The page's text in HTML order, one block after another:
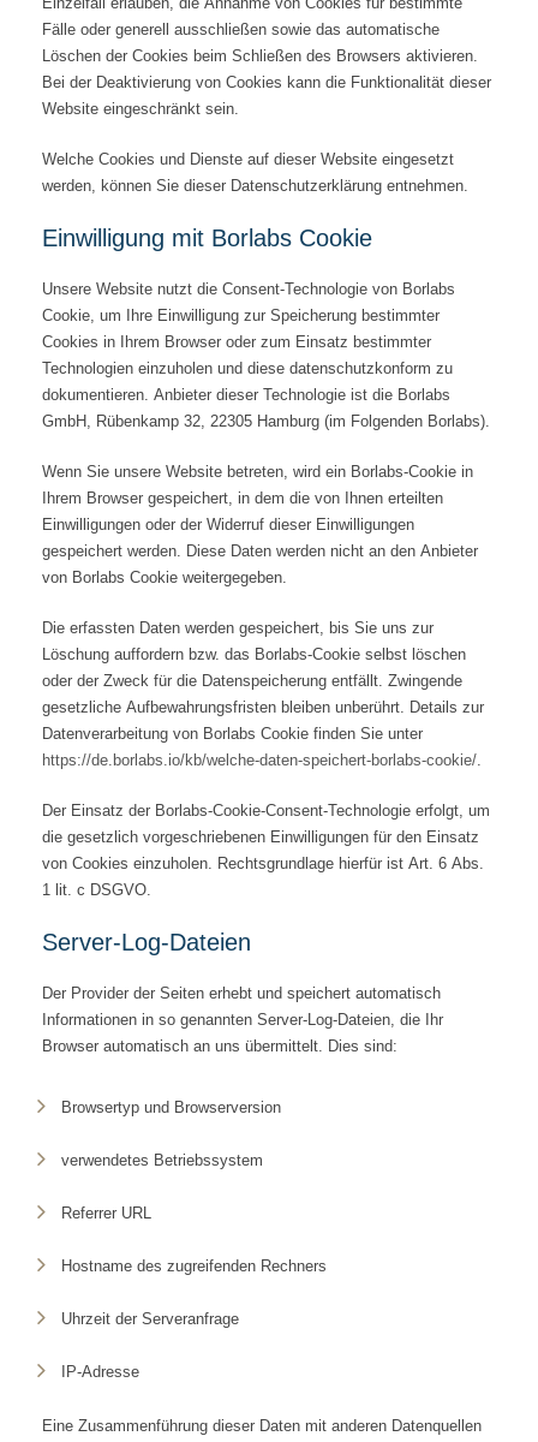
Fälle oder generell ausschließen sowie das automatische
Löschen der Cookies beim Schließen des Browsers aktivieren.
Bei der Deaktivierung von Cookies kann die Funktionalität dieser
Website eingeschränkt sein.
Welche Cookies und Dienste auf dieser Website eingesetzt
werden, können Sie dieser Datenschutzerklärung entnehmen.
Einwilligung mit Borlabs Cookie
Unsere Website nutzt die Consent-Technologie von Borlabs
Cookie, um Ihre Einwilligung zur Speicherung bestimmter
Cookies in Ihrem Browser oder zum Einsatz bestimmter
Technologien einzuholen und diese datenschutzkonform zu
dokumentieren. Anbieter dieser Technologie ist die Borlabs
GmbH, Rübenkamp 32, 22305 Hamburg (im Folgenden Borlabs).
Wenn Sie unsere Website betreten, wird ein Borlabs-Cookie in
Ihrem Browser gespeichert, in dem die von Ihnen erteilten
Einwilligungen oder der Widerruf dieser Einwilligungen
gespeichert werden. Diese Daten werden nicht an den Anbieter
von Borlabs Cookie weitergegeben.
Die erfassten Daten werden gespeichert, bis Sie uns zur
Löschung auffordern bzw. das Borlabs-Cookie selbst löschen
oder der Zweck für die Datenspeicherung entfällt. Zwingende
gesetzliche Aufbewahrungsfristen bleiben unberührt. Details zur
Datenverarbeitung von Borlabs Cookie finden Sie unter
https://de.borlabs.io/kb/welche-daten-speichert-borlabs-cookie/.
Der Einsatz der Borlabs-Cookie-Consent-Technologie erfolgt, um
die gesetzlich vorgeschriebenen Einwilligungen für den Einsatz
von Cookies einzuholen. Rechtsgrundlage hierfür ist Art. 6 Abs.
1 lit. c DSGVO.
Server-Log-Dateien
Der Provider der Seiten erhebt und speichert automatisch
Informationen in so genannten Server-Log-Dateien, die Ihr
Browser automatisch an uns übermittelt. Dies sind:
Browsertyp und Browserversion
verwendetes Betriebssystem
Referrer URL
Hostname des zugreifenden Rechners
Uhrzeit der Serveranfrage
IP-Adresse
Eine Zusammenführung dieser Daten mit anderen Datenquellen